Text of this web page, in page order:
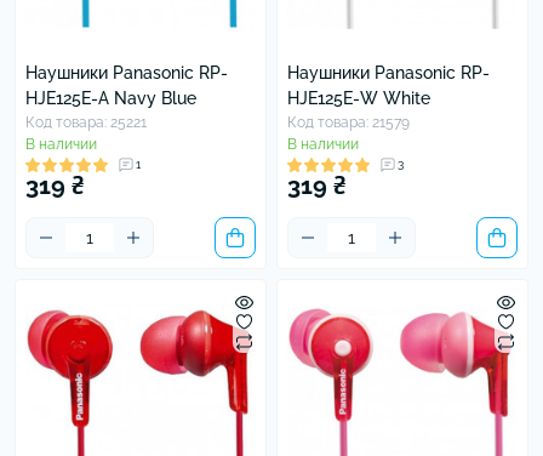
Наушники Panasonic RP-
HJE125E-A Navy Blue
Код товара: 25221
В наличии
1
319 ₴
Наушники Panasonic RP-
HJE125E-W White
Код товара: 21579
В наличии
3
319 ₴